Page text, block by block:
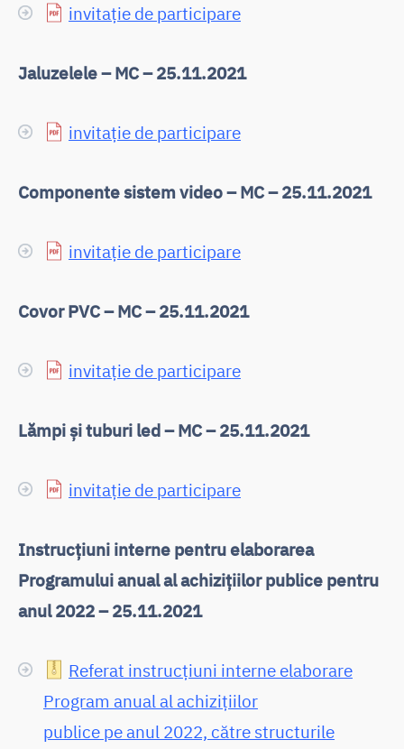
invitație de participare
Jaluzelele – MC – 25.11.2021
invitație de participare
Componente sistem video – MC – 25.11.2021
invitație de participare
Covor PVC – MC – 25.11.2021
invitație de participare
Lămpi și tuburi led – MC – 25.11.2021
invitație de participare
Instrucțiuni interne pentru elaborarea
Programului anual al achizițiilor publice pentru
anul 2022 – 25.11.2021
Referat instrucțiuni interne elaborare
Program anual al achizițiilor
publice pe anul 2022, către structurile